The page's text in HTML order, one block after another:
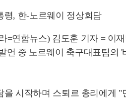
령, 한-노르웨이 정상회담
=연합뉴스) 김도훈 기자 = 이
언 중 노르웨이 축구대표팀의 '
을 시작하며 스퇴르 총리에게